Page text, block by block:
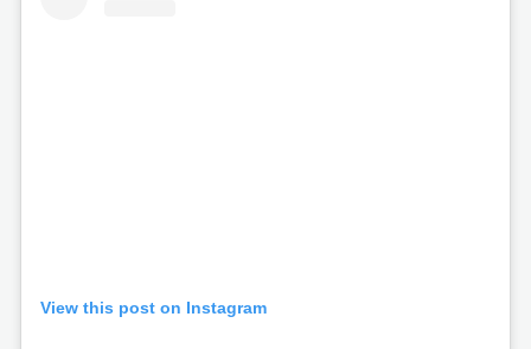
View this post on Instagram